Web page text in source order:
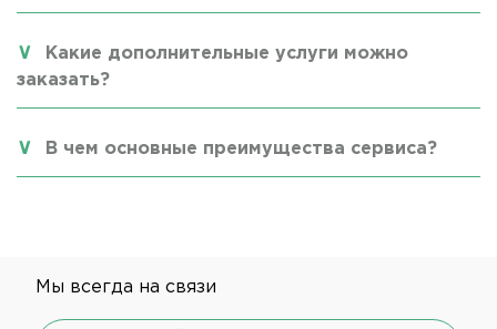
Какие дополнительные услуги можно
заказать?
В чем основные преимущества сервиса?
Мы всегда на связи